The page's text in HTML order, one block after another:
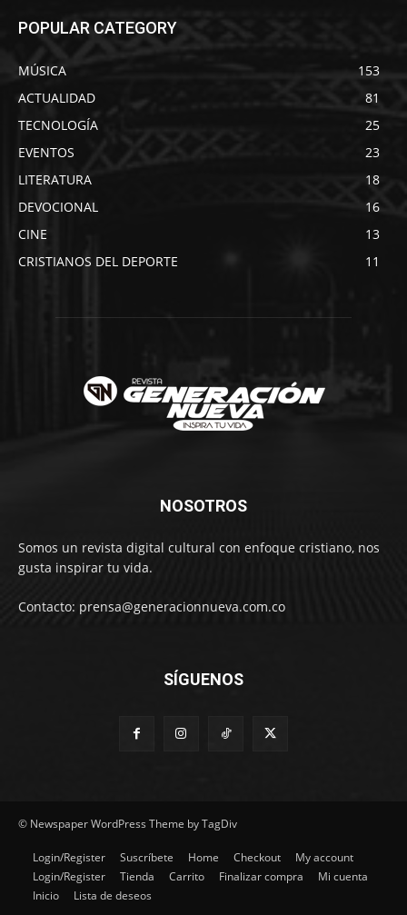
POPULAR CATEGORY
MÚSICA
153
ACTUALIDAD
81
TECNOLOGÍA
25
EVENTOS
23
LITERATURA
18
DEVOCIONAL
16
CINE
13
CRISTIANOS DEL DEPORTE
11
NOSOTROS
Somos un revista digital cultural con enfoque cristiano, nos
gusta inspirar tu vida.
Contacto: prensa@generacionnueva.com.co
SÍGUENOS
© Newspaper WordPress Theme by TagDiv
Login/Register Suscríbete Home Checkout
My account
Login/Register
Tienda Carrito Finalizar compra
Mi cuenta
Inicio
Lista de deseos